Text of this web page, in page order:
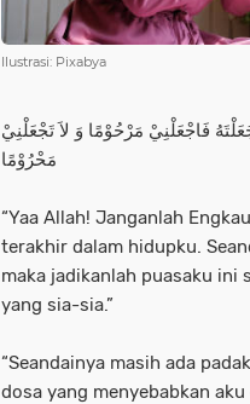
Ilustrasi: Pixabya
فَاجْعَلْنِيْ مَرْحُوْمًا وَ لاَ تَجْعَلْنِيْ
مَحْرُوْمًا
“Yaa Allah! Janganlah
terakhir dalam hidupku.
maka jadikanlah puasaku ini
yang sia-sia.”
“Seandainya masih ada
dosa yang menyebabkan